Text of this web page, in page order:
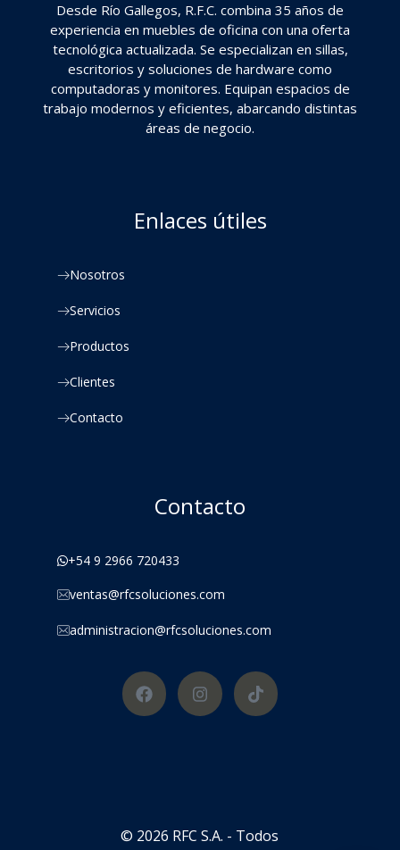
Desde Río Gallegos, R.F.C. combina 35 años de
experiencia en muebles de oficina con una oferta
tecnológica actualizada. Se especializan en sillas,
escritorios y soluciones de hardware como
computadoras y monitores. Equipan espacios de
trabajo modernos y eficientes, abarcando distintas
áreas de negocio.
Enlaces útiles
Nosotros
Servicios
Productos
Clientes
Contacto
Contacto
+54 9 2966 720433
ventas@rfcsoluciones.com
administracion@rfcsoluciones.com
© 2026 RFC S.A. - Todos